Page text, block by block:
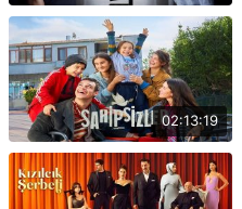
02:13:19